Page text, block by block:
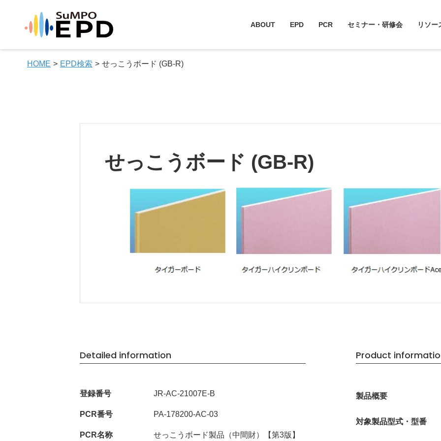
ABOUT EPD PCR セミナー・研修会 リソー
HOME EPD検索 せっこうボード (GB-R)
せっこうボード (GB-R)
Detailed information
登録番号 JR-AC-21007E-B
PCR番号 PA-178200-AC-03
PCR名称 せっこうボード製品（中間財）【第3版】
Product
製品概要
対象製品型式・型番